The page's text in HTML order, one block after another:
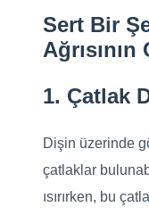
Sert Bir
1. Çatlak
Dişin üzerinde
çatlaklar
ısırırken, bu